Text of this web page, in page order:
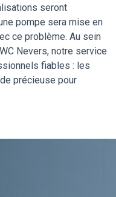
seront
pompe sera mise en
ce problème. Au sein
Nevers, notre service
fiables : les
précieuse pour